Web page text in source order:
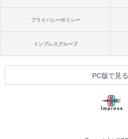
プライバシーポリシー
インプレスグループ
PC版で見る